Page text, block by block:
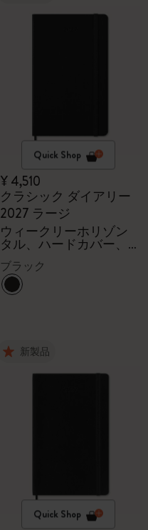
Quick Shop
¥ 4,510
クラシック ダイアリー
2027 ラージ
ウィークリーホリゾン
タル、ハードカバー、
12ヶ月
ブラック
新製品
Quick Shop